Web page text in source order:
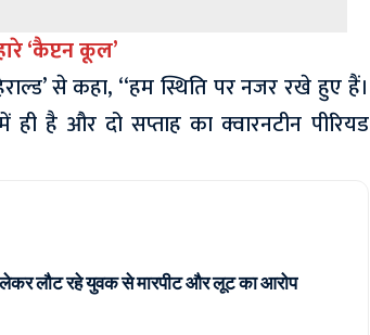
‘कैप्टन कूल’
से कहा, ‘‘हम स्थिति पर नजर रखे हुए हैं।
है और दो सप्ताह का क्वारनटीन पीरियड
लौट रहे युवक से मारपीट और लूट का आरोप